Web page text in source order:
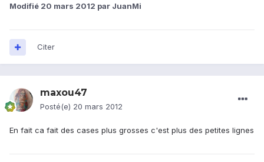
Modifié 20 mars 2012 par JuanMi
Citer
maxou47
Posté(e) 20 mars 2012
En fait ca fait des cases plus grosses c'est plus des petites lignes